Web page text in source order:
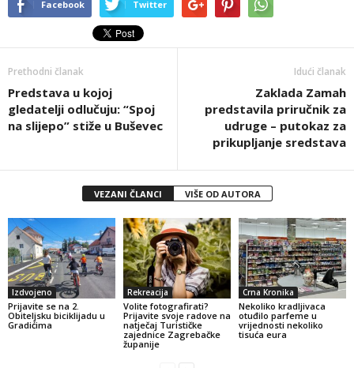
Facebook Twitter
Prethodni članak
Predstava u kojoj
gledatelji odlučuju: “Spoj
na slijepo” stiže u Buševec
Idući članak
Zaklada Zamah
predstavila priručnik za
udruge – putokaz za
prikupljanje sredstava
VEZANI ČLANCI VIŠE OD AUTORA
Izdvojeno
Prijavite se na 2.
Obiteljsku biciklijadu u
Gradićima
Rekreacija
Volite fotografirati?
Prijavite svoje radove na
natječaj Turističke
zajednice Zagrebačke
županije
Crna Kronika
Nekoliko kradljivaca
otuđilo parfeme u
vrijednosti nekoliko
tisuća eura